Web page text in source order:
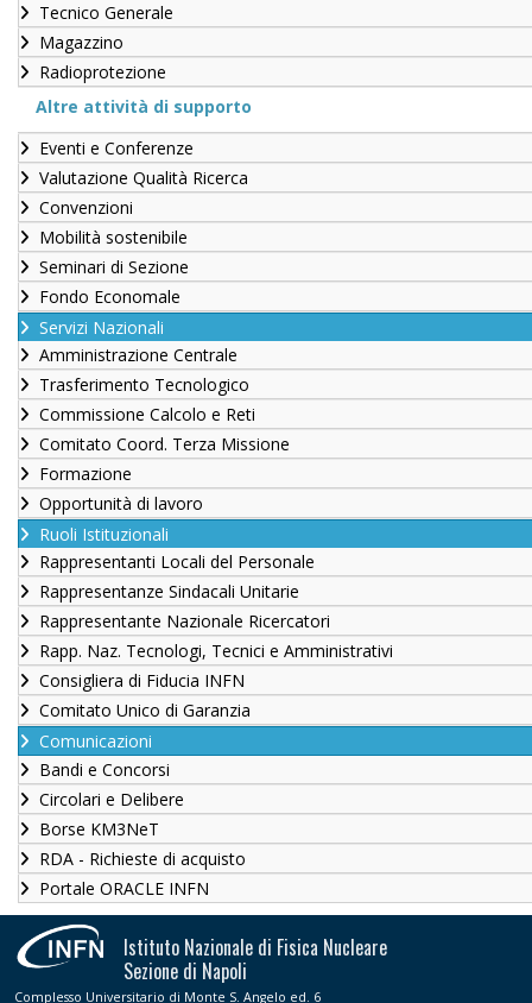
Tecnico Generale
Magazzino
Radioprotezione
Altre attività di supporto
Eventi e Conferenze
Valutazione Qualità Ricerca
Convenzioni
Mobilità sostenibile
Seminari di Sezione
Fondo Economale
Servizi Nazionali
Amministrazione Centrale
Trasferimento Tecnologico
Commissione Calcolo e Reti
Comitato Coord. Terza Missione
Formazione
Opportunità di lavoro
Ruoli Istituzionali
Rappresentanti Locali del Personale
Rappresentanze Sindacali Unitarie
Rappresentante Nazionale Ricercatori
Rapp. Naz. Tecnologi, Tecnici e Amministrativi
Consigliera di Fiducia INFN
Comitato Unico di Garanzia
Comunicazioni
Bandi e Concorsi
Circolari e Delibere
Borse KM3NeT
RDA - Richieste di acquisto
Portale ORACLE INFN
Istituto Nazionale di Fisica Nucleare
Sezione di Napoli
Complesso Universitario di Monte S. Angelo ed. 6